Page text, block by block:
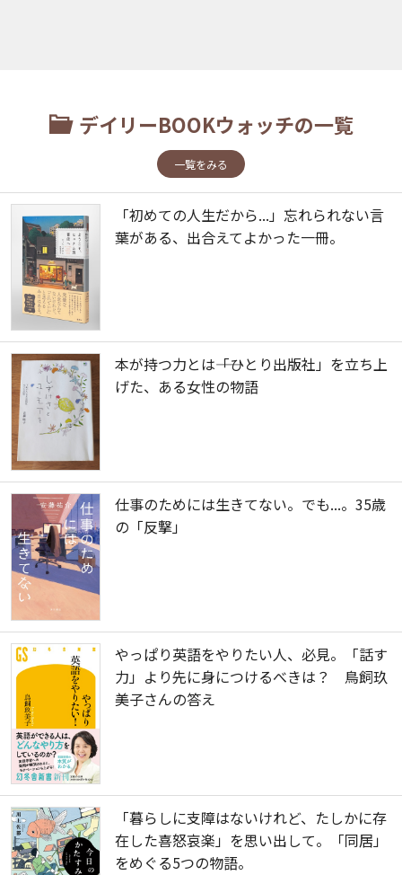
デイリーBOOKウォッチの一覧
一覧をみる
「初めての人生だから...」忘れられない言
葉がある、出合えてよかった一冊。
本が持つ力とは――「ひとり出版社」を立ち上
げた、ある女性の物語
仕事のためには生きてない。でも...。35歳
の「反撃」
やっぱり英語をやりたい人、必見。「話す
力」より先に身につけるべきは？ 鳥飼玖
美子さんの答え
「暮らしに支障はないけれど、たしかに存
在した喜怒哀楽」を思い出して。「同居」
をめぐる5つの物語。